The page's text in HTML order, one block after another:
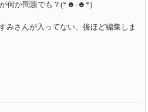
が何か問題でも？(*☻-☻*)
さんが入ってない、後ほど編集しま